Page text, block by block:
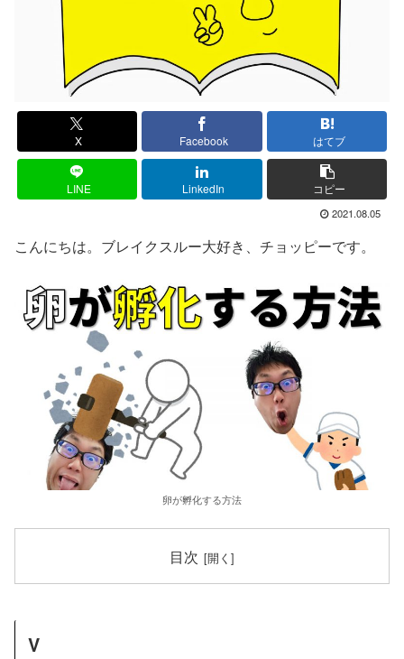
X Facebook はてブ
LINE LinkedIn コピー
2021.08.05
こんにちは。ブレイクスルー大好き、チョッピーです。
卵が孵化する方法
目次
V